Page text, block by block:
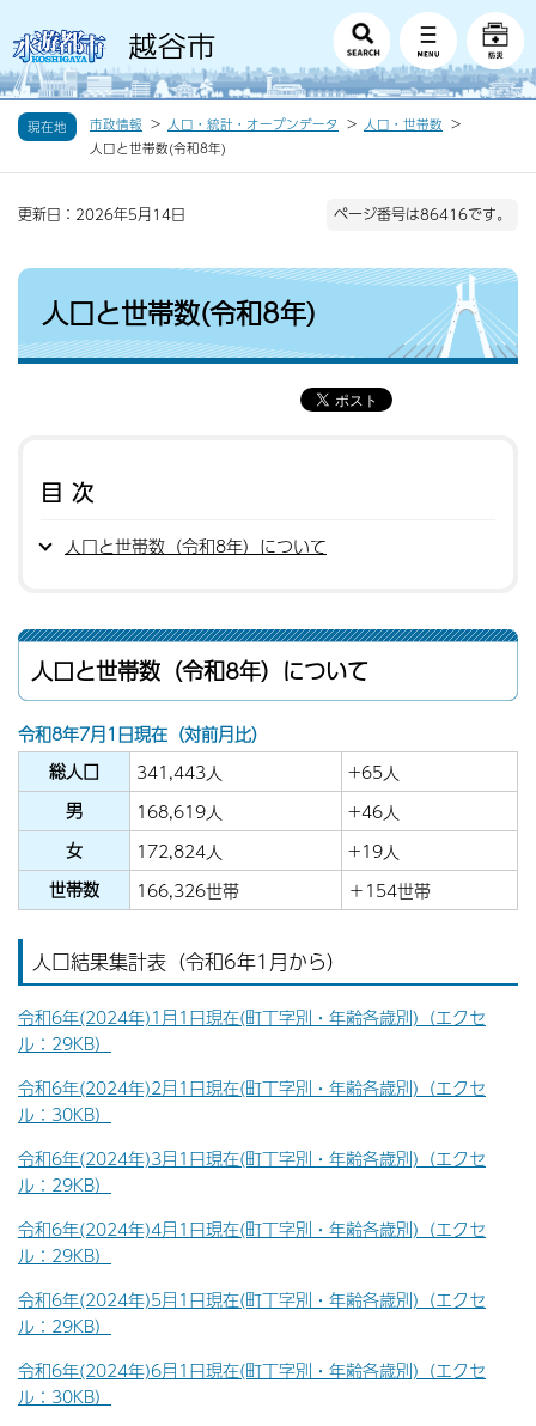
現在地 市政情報 人口・統計・オープンデータ
人口・世帯数
人口と世帯数(令和8年)
更新日：2026年5月14日 ページ番号は86416です。
人口と世帯数(令和8年)
目次
人口と世帯数（令和8年）について
人口と世帯数（令和8年）について
令和8年7月1日現在（対前月比）
総人口
341,443人
+65人
男
168,619人
+46人
女
172,824人
+19人
世帯数
166,326世帯 ＋154世帯
人口結果集計表（令和6年1月から）
令和6年(2024年)1月1日現在(町丁字別・年齢各歳別)（エクセ
ル：29KB）
令和6年(2024年)2月1日現在(町丁字別・年齢各歳別)（エクセ
ル：30KB）
令和6年(2024年)3月1日現在(町丁字別・年齢各歳別)（エクセ
ル：29KB）
令和6年(2024年)4月1日現在(町丁字別・年齢各歳別)（エクセ
ル：29KB）
令和6年(2024年)5月1日現在(町丁字別・年齢各歳別)（エクセ
ル：29KB）
令和6年(2024年)6月1日現在(町丁字別・年齢各歳別)（エクセ
ル：30KB）